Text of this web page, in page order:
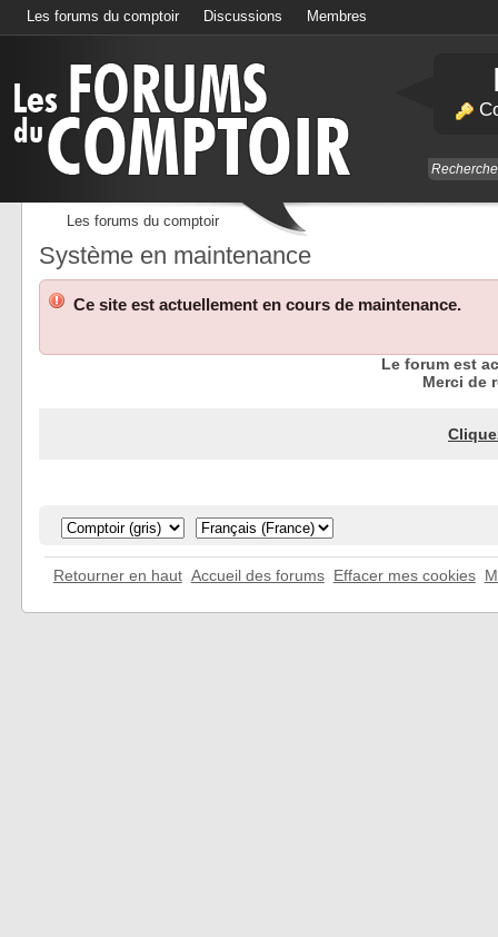
Les forums du comptoir Discussions Membres
Les forums du comptoir
Système en maintenance
Ce site est actuellement en cours de maintenance.
Le forum est
Merci de
Retourner en haut Accueil des forums Effacer mes cookies